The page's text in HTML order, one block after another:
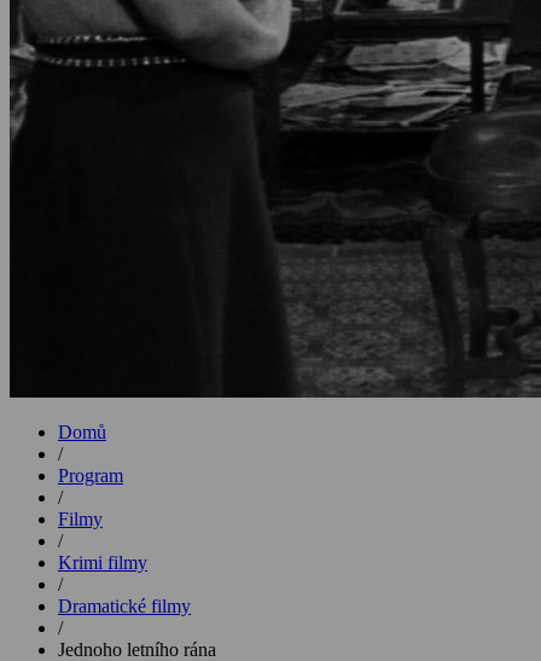
Domů
/
Program
/
Filmy
/
Krimi filmy
/
Dramatické filmy
/
Jednoho letního rána